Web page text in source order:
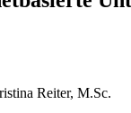
Reiter, M.Sc.